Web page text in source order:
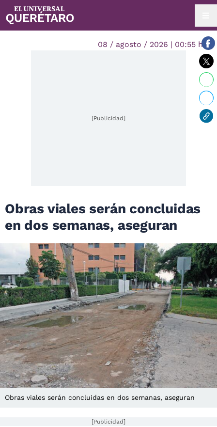
08 / agosto / 2026 | 00:55 hrs.
[Publicidad]
Obras viales serán concluidas
en dos semanas, aseguran
Obras viales serán concluidas en dos semanas, aseguran
[Publicidad]